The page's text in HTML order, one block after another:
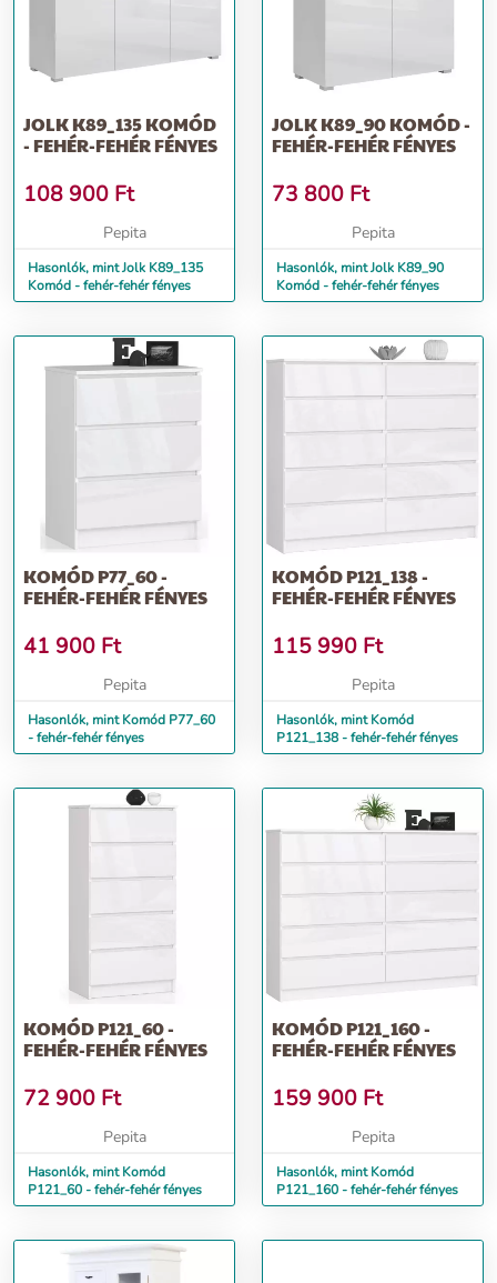
JOLK K89_135 KOMÓD
- FEHÉR-FEHÉR FÉNYES
108 900 Ft
Pepita
Hasonlók, mint Jolk K89_135
Komód - fehér-fehér fényes
JOLK K89_90 KOMÓD -
FEHÉR-FEHÉR FÉNYES
73 800 Ft
Pepita
Hasonlók, mint Jolk K89_90
Komód - fehér-fehér fényes
KOMÓD P77_60 -
FEHÉR-FEHÉR FÉNYES
41 900 Ft
Pepita
Hasonlók, mint Komód P77_60
- fehér-fehér fényes
KOMÓD P121_138 -
FEHÉR-FEHÉR FÉNYES
115 990 Ft
Pepita
Hasonlók, mint Komód
P121_138 - fehér-fehér fényes
KOMÓD P121_60 -
FEHÉR-FEHÉR FÉNYES
72 900 Ft
Pepita
Hasonlók, mint Komód
P121_60 - fehér-fehér fényes
KOMÓD P121_160 -
FEHÉR-FEHÉR FÉNYES
159 900 Ft
Pepita
Hasonlók, mint Komód
P121_160 - fehér-fehér fényes